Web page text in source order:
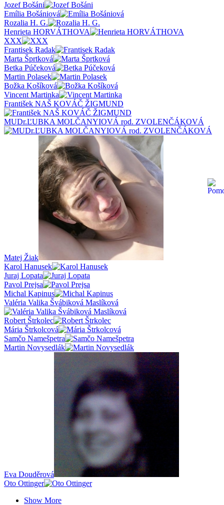
Jozef Bošáni
Emília Bošániová
Rozalia H. G.
Henrieta HORVÁTHOVA
XXX
Frantisek Radak
Marta Šprtková
Betka Púčeková
Martin Polasek
Božka Košíková
Vincent Martinka
František NAŠ KOVÁČ ŽIGMUND
MUDr.ĽUBKA MOLČANYIOVÁ rod. ZVOLENČÁKOVÁ
Matej Žiak
Karol Hanusek
Juraj Lopata
Pavol Prejsa
Michal Kapinus
Valéria Valika Švábiková Maslíková
Robert Štrkolec
Mária Štrkolcová
Samčo Namešpetra
Martin Novysedlák
Eva Douděrová
Oto Ottinger
Show More